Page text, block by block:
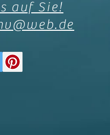
auf Sie!